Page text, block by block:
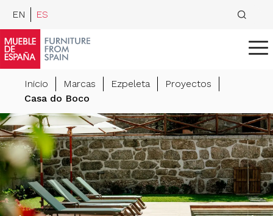
EN ES
Inicio Marcas Ezpeleta
Proyectos
Casa do Boco